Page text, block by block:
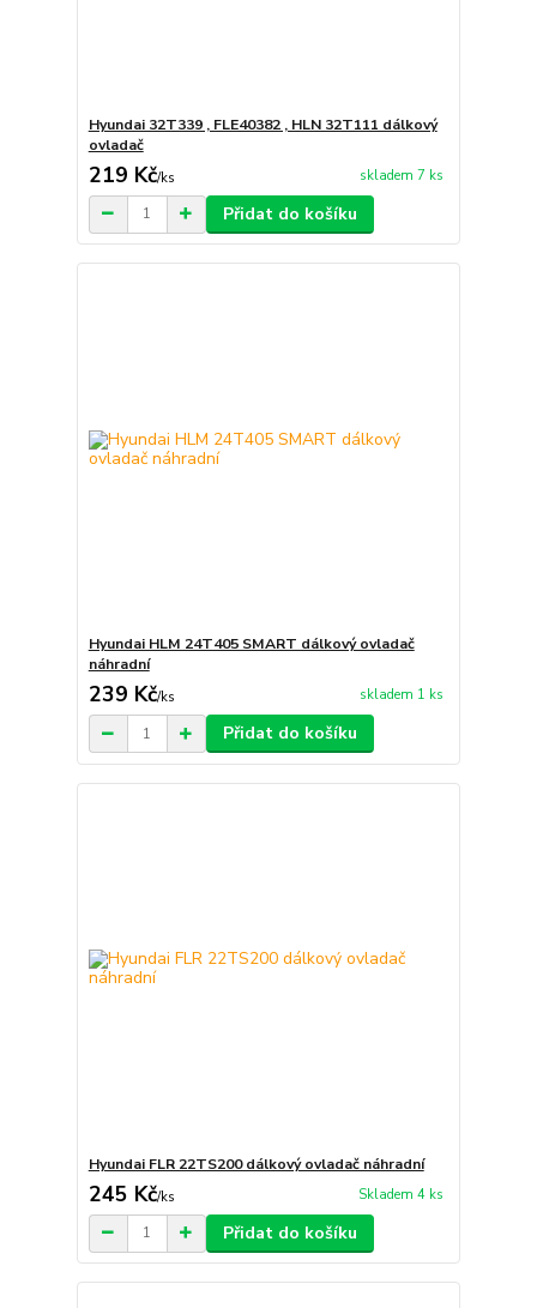
Hyundai 32T339 , FLE40382 , HLN 32T111 dálkový
ovladač
219 Kč/ks skladem 7 ks
Přidat do košíku
Hyundai HLM 24T405 SMART dálkový ovladač
náhradní
239 Kč/ks skladem 1 ks
Přidat do košíku
Hyundai FLR 22TS200 dálkový ovladač náhradní
245 Kč/ks Skladem 4 ks
Přidat do košíku